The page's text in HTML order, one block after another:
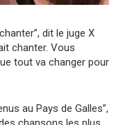
dit le juge X
chanter. Vous
tout va changer pour
au Pays de Galles”,